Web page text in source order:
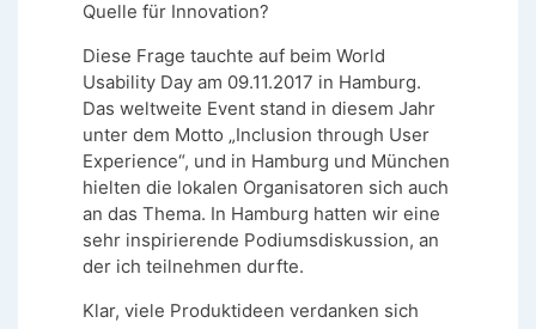
Quelle für Innovation?
Diese Frage tauchte auf beim World
Usability Day am 09.11.2017 in Hamburg.
Das weltweite Event stand in diesem Jahr
unter dem Motto „Inclusion through User
Experience“, und in Hamburg und München
hielten die lokalen Organisatoren sich auch
an das Thema. In Hamburg hatten wir eine
sehr inspirierende Podiumsdiskussion, an
der ich teilnehmen durfte.
Klar, viele Produktideen verdanken sich